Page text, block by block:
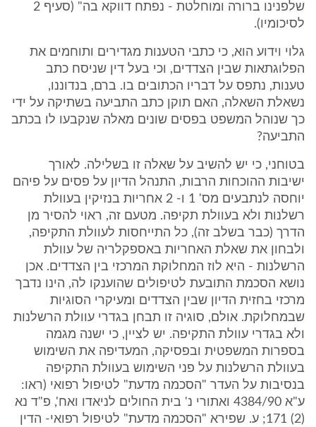
שלפנינו ברורה ומוחלטת - נפתח דווקא בה" (סעיף 2
לסיכומיו).
גלוי וידוע הוא, כי כתבי הטענות מגדירים ותוחמים את
הפלוגתאות שבין הצדדים, וכי בעל דין שניסח כתב
טענות, נתפס על דבריו הכתובים בו. ברם, בנדוננו,
נשאלת השאלה, האם תוקן כתב התביעה בשתיקה על ידי
כך שנוהל המשפט בפסים שונים מאלה שנקבעו לו בכתב
התביעה?
בטוחני, כי יש להשיב על שאלה זו בשלילה. לאורך
ישיבות ההוכחות הרבות, התנהל הדיון על פסים על פיהם
יוחסה לנתבעים מס' 1 ו- 2 אחריות בנזיקין בעוולת
רשלנות ולא בעוולת תקיפה. מטעם זה, ראוי להסיר מן
הדרך (כבר בשלב זה), כל התייחסות לעוולת התקיפה,
ולבחון את שאלת האחריות באספקלריה של עוולת
הרשלנות - היא לוז המחלוקת המרכזי בין הצדדים. אכן
נושא הסכמת התובעת לטיפולים שהוענקו לה, הינו נדבך
מרכזי בחזית הדיון שבין הצדדים ומעיקרי הסוגיות
שבמחלוקת. אולם, סוגיה זו תבחן בגדרי עוולת הרשלנות
ולא בגדרי עוולת התקיפה. יש לציין, כי ישנה מגמה
בספרות המשפטית ובפסיקה, המעדיפה את השימוש
בעוולת הרשלנות על פני השימוש בעוולת התקיפה
בנסיבות על העדר "הסכמה מדעת" לטיפול רפואי (ראו:
ע"א 4384/90 ואתורי נ' בית החולים לניאדו ואח', פ"ד נא
(2) 171; ע. שפירא "הסכמה מדעת" לטיפול רפואי- הדין